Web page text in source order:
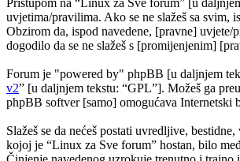
Pristupom na “Linux za Sve forum” [u
uvjetima/pravilima. Ako se ne slažeš sa
Obzirom da, ispod navedene, [pravne]
dogodilo da se ne slažeš s [promijenjenim]
Forum je "powered by" phpBB [u daljnjem
v2” [u daljnjem tekstu: “GPL”]. Možeš ga
phpBB softver [samo] omogućava Internetski
Slažeš se da nećeš postati uvredljive,
kojoj je “Linux za Sve forum” hostan, bilo